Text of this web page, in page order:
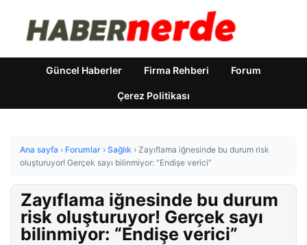
Güncel Haberler Firma Rehberi Forum
Çerez Politikası
Ana sayfa › Forumlar › Sağlık › Zayıflama iğnesinde bu durum risk
oluşturuyor! Gerçek sayı bilinmiyor: “Endişe verici”
Zayıflama iğnesinde bu durum
risk oluşturuyor! Gerçek sayı
bilinmiyor: “Endişe verici”